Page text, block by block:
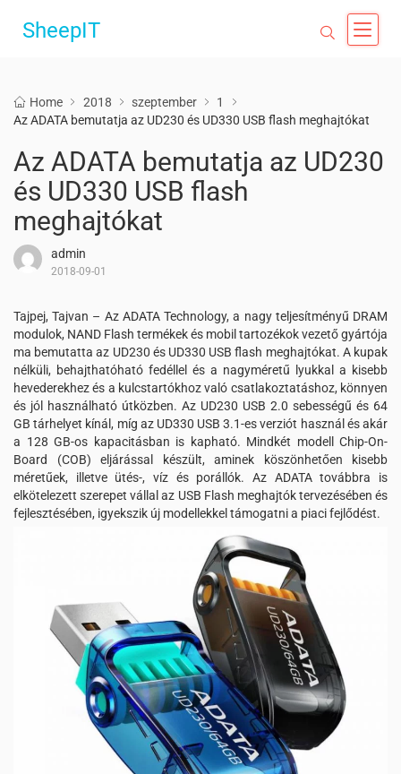
SheepIT
Home 2018 szeptember
1
Az ADATA bemutatja az UD230 és UD330 USB flash meghajtókat
Az ADATA bemutatja az UD230
és UD330 USB flash
meghajtókat
admin
2018-09-01
Tajpej, Tajvan – Az ADATA Technology, a nagy teljesítményű DRAM
modulok, NAND Flash termékek és mobil tartozékok vezető gyártója
ma bemutatta az UD230 és UD330 USB flash meghajtókat. A kupak
nélküli, behajthatóható fedéllel és a nagyméretű lyukkal a kisebb
hevederekhez és a kulcstartókhoz való csatlakoztatáshoz, könnyen
és jól használható útközben. Az UD230 USB 2.0 sebességű és 64
GB tárhelyet kínál, míg az UD330 USB 3.1-es verziót használ és akár
a 128 GB-os kapacitásban is kapható. Mindkét modell Chip-On-
Board (COB) eljárással készült, aminek köszönhetően kisebb
méretűek, illetve ütés-, víz és porállók. Az ADATA továbbra is
elkötelezett szerepet vállal az USB Flash meghajtók tervezésében és
fejlesztésében, igyekszik új modellekkel támogatni a piaci fejlődést.